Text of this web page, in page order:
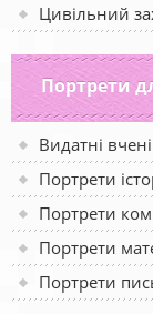
Цивільний
Портрети
Видатні вчені
Портрети
Портрети
Портрети
Портрети